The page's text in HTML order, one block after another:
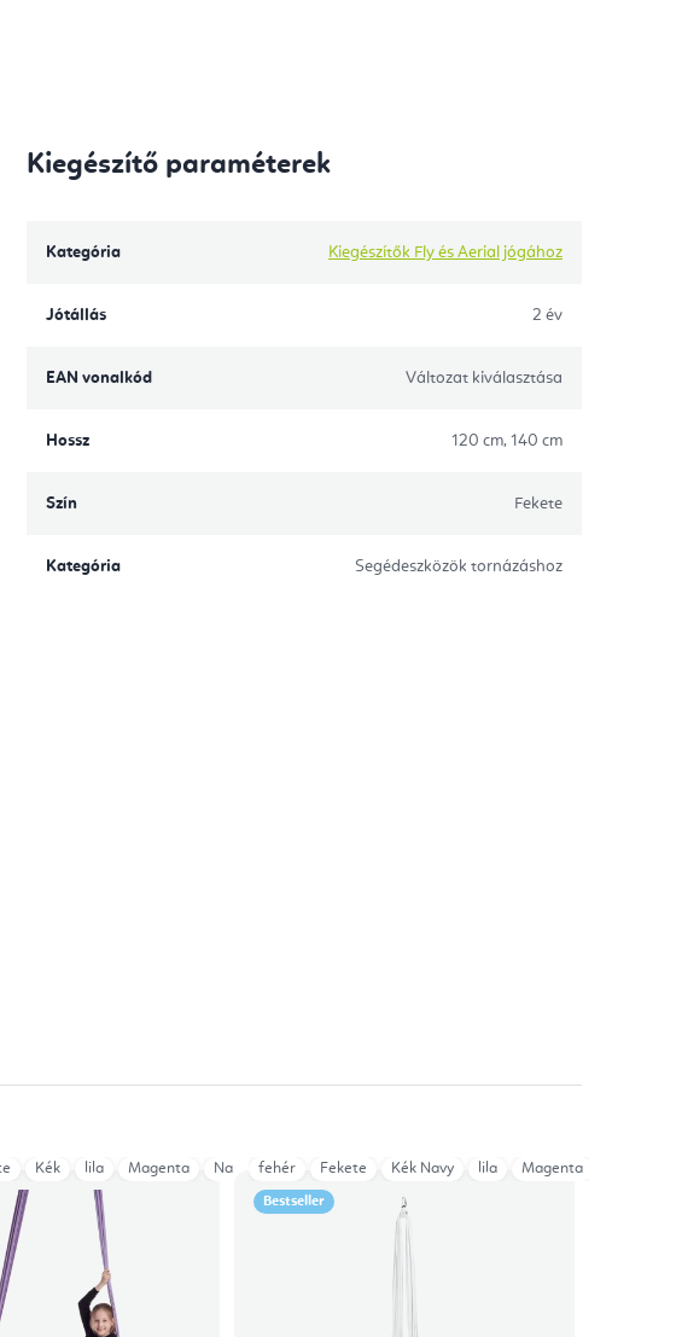
Kiegészítő paraméterek
Kategória Kiegészítők Fly és Aerial jógához
Jótállás 2 év
EAN vonalkód Változat kiválasztása
Hossz 120 cm, 140 cm
Szín Fekete
Kategória Segédeszközök tornázáshoz
(petrol)
Kék lila Magenta Narancssárga Petrol Piros Rózsaszín Sárga
Bestseller
fehér Fekete Kék Navy lila Magenta